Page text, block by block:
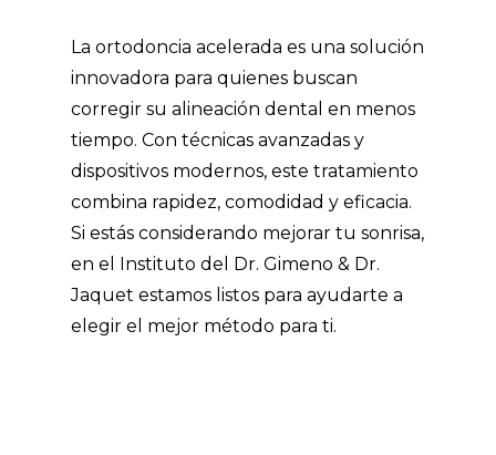
La ortodoncia acelerada es una solución
innovadora para quienes buscan
corregir su alineación dental en menos
tiempo. Con técnicas avanzadas y
dispositivos modernos, este tratamiento
combina rapidez, comodidad y eficacia.
Si estás considerando mejorar tu sonrisa,
en el Instituto del Dr. Gimeno & Dr.
Jaquet estamos listos para ayudarte a
elegir el mejor método para ti.